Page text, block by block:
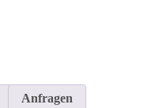
Anfragen